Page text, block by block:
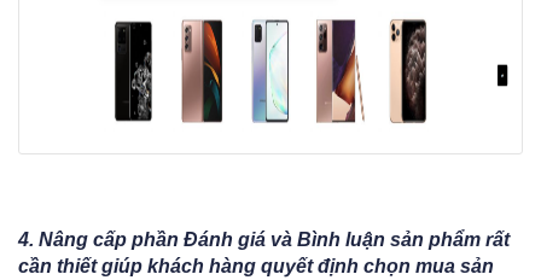
4. Nâng cấp phần Đánh giá và Bình luận sản phẩm rất
cần thiết giúp khách hàng quyết định chọn mua sản